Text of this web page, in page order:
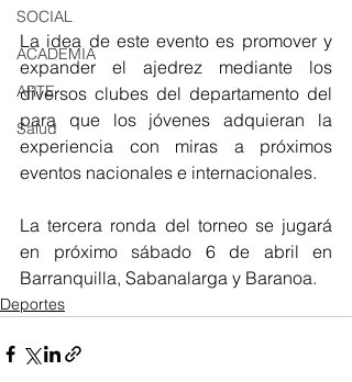
SOCIAL
ACADEMIA
ARTE
Salud
La idea de este evento es promover y
expander el ajedrez mediante los
diversos clubes del departamento del
para que los jóvenes adquieran la
experiencia con miras a próximos
eventos nacionales e internacionales.
La tercera ronda del torneo se jugará
en próximo sábado 6 de abril en
Barranquilla, Sabanalarga y Baranoa.
Deportes